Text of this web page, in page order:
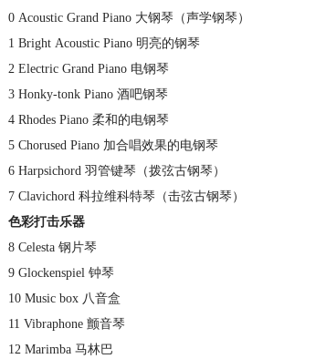
0 Acoustic Grand Piano 大钢琴（声学钢琴）
1 Bright Acoustic Piano 明亮的钢琴
2 Electric Grand Piano 电钢琴
3 Honky-tonk Piano 酒吧钢琴
4 Rhodes Piano 柔和的电钢琴
5 Chorused Piano 加合唱效果的电钢琴
6 Harpsichord 羽管键琴（拨弦古钢琴）
7 Clavichord 科拉维科特琴（击弦古钢琴）
色彩打击乐器
8 Celesta 钢片琴
9 Glockenspiel 钟琴
10 Music box 八音盒
11 Vibraphone 颤音琴
12 Marimba 马林巴